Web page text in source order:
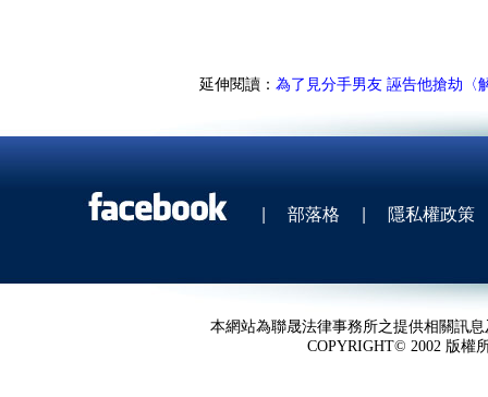
延伸閱讀： 為了見分手男友 誣告他搶劫〈
| 部落格 | 隱私權政策
本網站為聯晟法律事務所之提供相關訊
COPYRIGHT© 2002 版權